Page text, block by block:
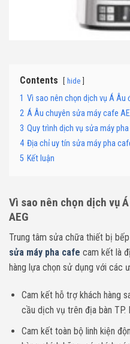
Contents hide
1 Vì sao nên chọn dịch vụ Á Âu
2 Á Âu chuyên sửa máy cafe
3 Quy trình dịch vụ sửa máy
4 Địa chỉ uy tín sửa máy pha
5 Kết luận
Vì sao nên chọn dịch vụ
AEG
Trung tâm sửa chữa thiết bị
sửa máy pha cafe cam kết là
hàng lựa chọn sử dụng với các
Cam kết hỗ trợ khách hàng
cầu dịch vụ trên địa bàn TP.
Cam kết toàn bộ linh kiện